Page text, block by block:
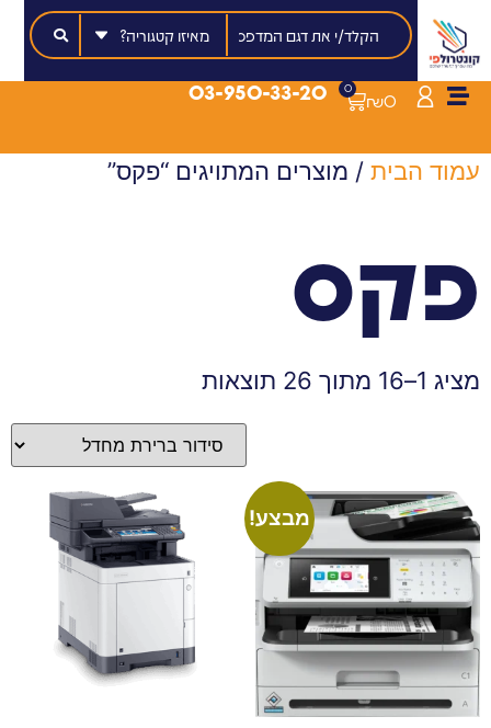
₪0
0
03-950-33-20
עמוד הבית / מוצרים המתויגים “פקס”
פקס
מציג 1–16 מתוך 26 תוצאות
מבצע!